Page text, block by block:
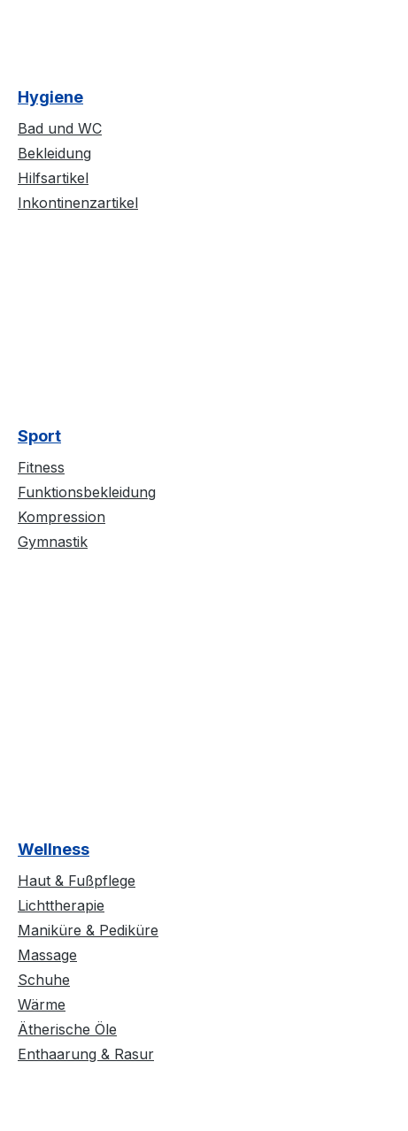
Hygiene
Bad und WC
Bekleidung
Hilfsartikel
Inkontinenzartikel
Sport
Fitness
Funktionsbekleidung
Kompression
Gymnastik
Wellness
Haut & Fußpflege
Lichttherapie
Maniküre & Pediküre
Massage
Schuhe
Wärme
Ätherische Öle
Enthaarung & Rasur